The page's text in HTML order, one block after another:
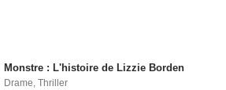
Monstre : L'histoire de Lizzie Borden
Drame,Thriller